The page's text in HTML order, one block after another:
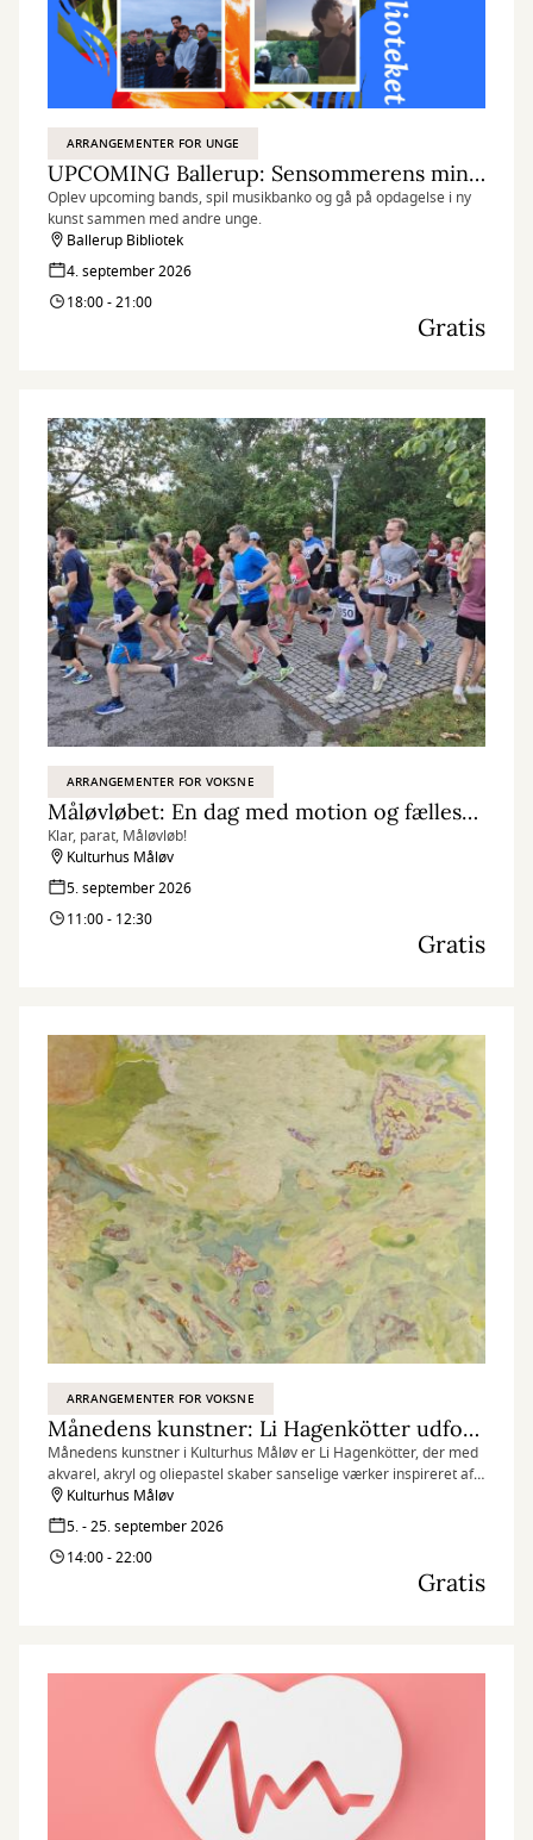
ARRANGEMENTER FOR UNGE
UPCOMING Ballerup: Sensommerens minifestival
Oplev upcoming bands, spil musikbanko og gå på opdagelse i ny
kunst sammen med andre unge.
Ballerup Bibliotek
4. september 2026
18:00 - 21:00
Gratis
ARRANGEMENTER FOR VOKSNE
Måløvløbet: En dag med motion og fællesskab
Klar, parat, Måløvløb!
Kulturhus Måløv
5. september 2026
11:00 - 12:30
Gratis
ARRANGEMENTER FOR VOKSNE
Månedens kunstner: Li Hagenkötter udforsker naturens former og indre landskaber
Månedens kunstner i Kulturhus Måløv er Li Hagenkötter, der med
akvarel, akryl og oliepastel skaber sanselige værker inspireret af
naturens former og indre landskaber.
Kulturhus Måløv
5. - 25. september 2026
14:00 - 22:00
Gratis